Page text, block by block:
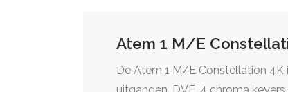
Atem 1 M/E
De Atem 1 M/E Constellation 4K